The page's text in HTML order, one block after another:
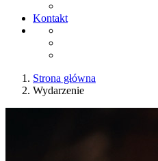
Kontakt
Strona główna
Wydarzenie